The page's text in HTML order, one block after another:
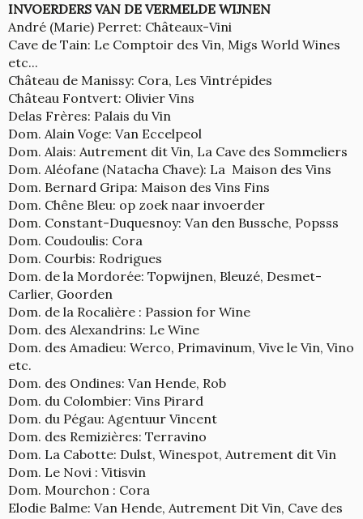
INVOERDERS VAN DE VERMELDE WIJNEN
André (Marie) Perret: Châteaux-Vini
Cave de Tain: Le Comptoir des Vin, Migs World Wines
etc...
Château de Manissy: Cora, Les Vintrépides
Château Fontvert: Olivier Vins
Delas Frères: Palais du Vin
Dom. Alain Voge: Van Eccelpeol
Dom. Alais: Autrement dit Vin, La Cave des Sommeliers
Dom. Aléofane (Natacha Chave): La Maison des Vins
Dom. Bernard Gripa: Maison des Vins Fins
Dom. Chêne Bleu: op zoek naar invoerder
Dom. Constant-Duquesnoy: Van den Bussche, Popsss
Dom. Coudoulis: Cora
Dom. Courbis: Rodrigues
Dom. de la Mordorée: Topwijnen, Bleuzé, Desmet-
Carlier, Goorden
Dom. de la Rocalière : Passion for Wine
Dom. des Alexandrins: Le Wine
Dom. des Amadieu: Werco, Primavinum, Vive le Vin, Vino
etc.
Dom. des Ondines: Van Hende, Rob
Dom. du Colombier: Vins Pirard
Dom. du Pégau: Agentuur Vincent
Dom. des Remizières: Terravino
Dom. La Cabotte: Dulst, Winespot, Autrement dit Vin
Dom. Le Novi : Vitisvin
Dom. Mourchon : Cora
Elodie Balme: Van Hende, Autrement Dit Vin, Cave des